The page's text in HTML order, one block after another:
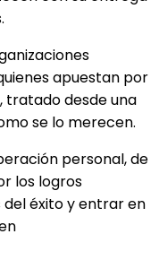
apuestan por
tratado desde una
se lo merecen.
personal, de
los logros
éxito y entrar en